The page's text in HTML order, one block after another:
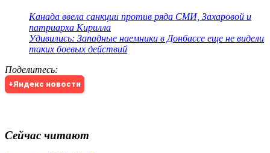
Канада ввела санкции против ряда СМИ, Захаровой и
патриарха Кирилла
Удивились: Западные наемники в Донбассе еще не видели
таких боевых действий
Поделитесь:
+Яндекс новости
Сейчас читают